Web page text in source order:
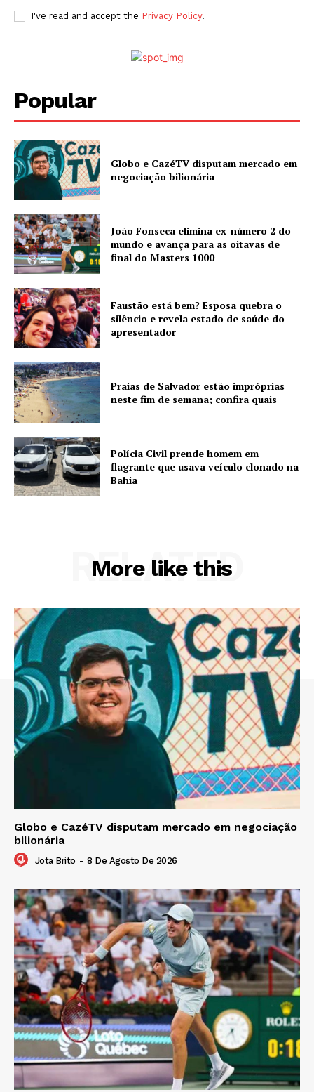
I've read and accept the Privacy Policy.
Popular
Globo e CazéTV disputam mercado em
negociação bilionária
João Fonseca elimina ex-número 2 do
mundo e avança para as oitavas de
final do Masters 1000
Faustão está bem? Esposa quebra o
silêncio e revela estado de saúde do
apresentador
Praias de Salvador estão impróprias
neste fim de semana; confira quais
Polícia Civil prende homem em
flagrante que usava veículo clonado na
Bahia
More like this
RELATED
Globo e CazéTV disputam mercado em negociação
bilionária
Jota Brito - 8 De Agosto De 2026